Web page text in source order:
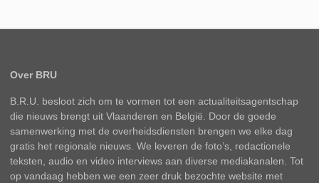
Over BRU
B.R.U. besloot zich om te vormen tot een actualiteitsagentschap
die nieuws brengt uit Vlaanderen en België. Door de goede
samenwerking met de overheidsdiensten brengen we elke dag
gratis het regionale nieuws. We leveren de foto’s, redactionele
teksten, audio en video interviews aan diverse mediakanalen. Tot
op vandaag hebben we een zeer druk bezochte website met